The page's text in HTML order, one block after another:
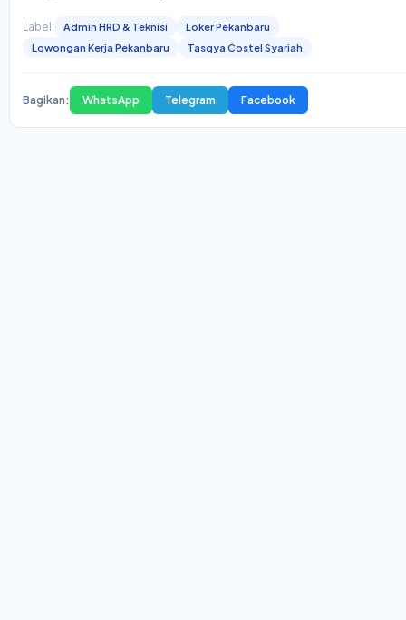
Label: Admin HRD & Teknisi
Loker Pekanbaru
Lowongan Kerja Pekanbaru
Tasqya Costel Syariah
Bagikan: WhatsApp Telegram Facebook